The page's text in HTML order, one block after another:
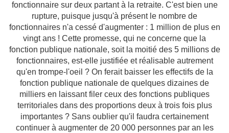
fonctionnaire sur deux partant à la retraite. C'est bien une
rupture, puisque jusqu'à présent le nombre de
fonctionnaires n'a cessé d'augmenter : 1 million de plus en
vingt ans ! Cette promesse, qui ne concerne que la
fonction publique nationale, soit la moitié des 5 millions de
fonctionnaires, est-elle justifiée et réalisable autrement
qu'en trompe-l'oeil ? On ferait baisser les effectifs de la
fonction publique nationale de quelques dizaines de
milliers en laissant filer ceux des fonctions publiques
territoriales dans des proportions deux à trois fois plus
importantes ? Sans oublier qu'il faudra certainement
continuer à augmenter de 20 000 personnes par an les